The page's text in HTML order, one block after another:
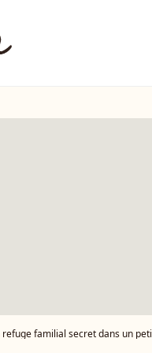
familial secret dans un